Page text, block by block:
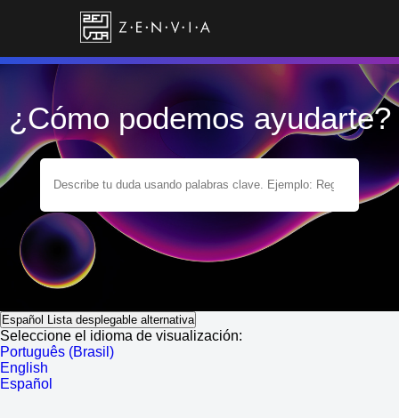
¿Cómo podemos ayudarte?
Español Lista desplegable alternativa
Seleccione el idioma de visualización:
Português (Brasil)
English
Español